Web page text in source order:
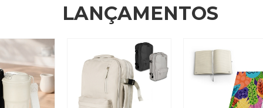
LANÇAMENTOS